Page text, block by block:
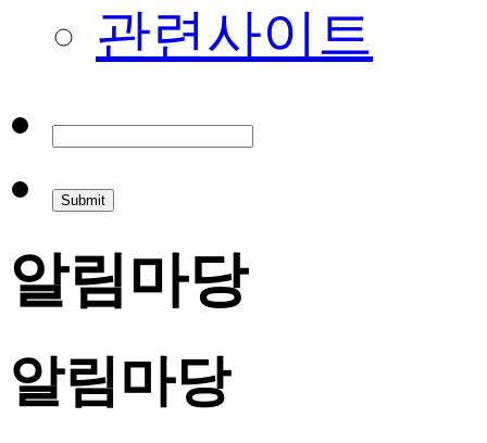
관련사이트
알림마당
알림마당